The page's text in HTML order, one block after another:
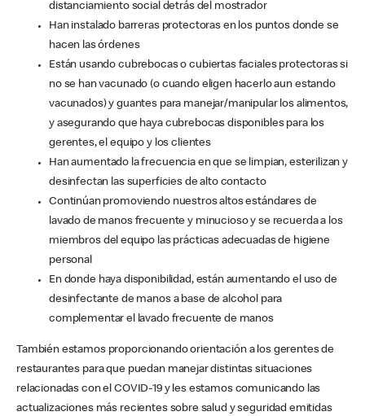
distanciamiento social detrás del mostrador
Han instalado barreras protectoras en los puntos donde se
hacen las órdenes
Están usando cubrebocas o cubiertas faciales protectoras si
no se han vacunado (o cuando eligen hacerlo aun estando
vacunados) y guantes para manejar/manipular los alimentos,
y asegurando que haya cubrebocas disponibles para los
gerentes, el equipo y los clientes
Han aumentado la frecuencia en que se limpian, esterilizan y
desinfectan las superficies de alto contacto
Continúan promoviendo nuestros altos estándares de
lavado de manos frecuente y minucioso y se recuerda a los
miembros del equipo las prácticas adecuadas de higiene
personal
En donde haya disponibilidad, están aumentando el uso de
desinfectante de manos a base de alcohol para
complementar el lavado frecuente de manos
También estamos proporcionando orientación a los gerentes de
restaurantes para que puedan manejar distintas situaciones
relacionadas con el COVID-19 y les estamos comunicando las
actualizaciones más recientes sobre salud y seguridad emitidas